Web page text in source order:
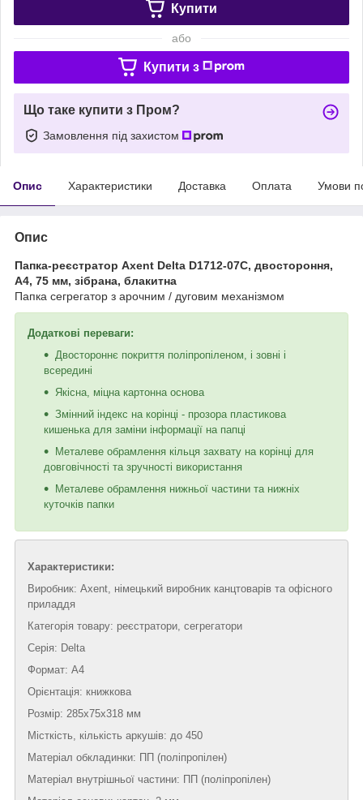
Купити
або
Купити з
Що таке купити з Пром?
Замовлення під захистом
Опис Характеристики Доставка Оплата Умови
Опис
Папка-реєстратор Axent Delta D1712-07C, двостороння,
A4, 75 мм, зібрана, блакитна
Папка сегрегатор з арочним / дуговим механізмом
Додаткові переваги:
Двостороннє покриття поліпропіленом, і зовні і
всередині
Якісна, міцна картонна основа
Змінний індекс на корінці - прозора пластикова
кишенька для заміни інформації на папці
Металеве обрамлення кільця захвату на корінці для
довговічності та зручності використання
Металеве обрамлення нижньої частини та нижніх
куточків папки
Характеристики:
Виробник: Axent, німецький виробник канцтоварів та офісного
приладдя
Категорія товару: реєстратори, сегрегатори
Серія: Delta
Формат: А4
Орієнтація: книжкова
Розмір: 285х75x318 мм
Місткість, кількість аркушів: до 450
Матеріал обкладинки: ПП (поліпропілен)
Матеріал внутрішньої частини: ПП (поліпропілен)